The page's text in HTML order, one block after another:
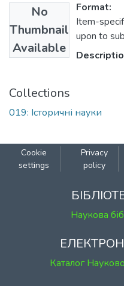
No
Thumbnail
Available
Format:
Item-
upon to
Collections
019: Історичні науки
Cookie
settings
Privacy
policy
Наукова
Каталог